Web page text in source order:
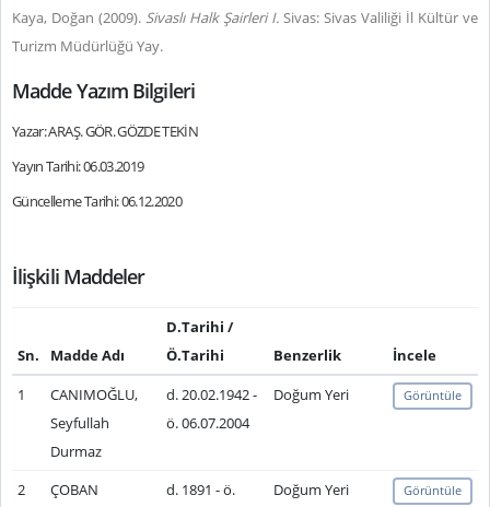
Kaya, Doğan (2009). Sivaslı Halk Şairleri I. Sivas: Sivas Valiliği İl Kültür ve
Turizm Müdürlüğü Yay.
Madde Yazım Bilgileri
Yazar: ARAŞ. GÖR. GÖZDE TEKİN
Yayın Tarihi: 06.03.2019
Güncelleme Tarihi: 06.12.2020
İlişkili Maddeler
Sn. Madde Adı
D.Tarihi /
Ö.Tarihi
Benzerlik
İncele
1
CANIMOĞLU,
Seyfullah
Durmaz
d. 20.02.1942 -
ö. 06.07.2004
Doğum Yeri Görüntüle
2
ÇOBAN
d. 1891 - ö.
Doğum Yeri Görüntüle